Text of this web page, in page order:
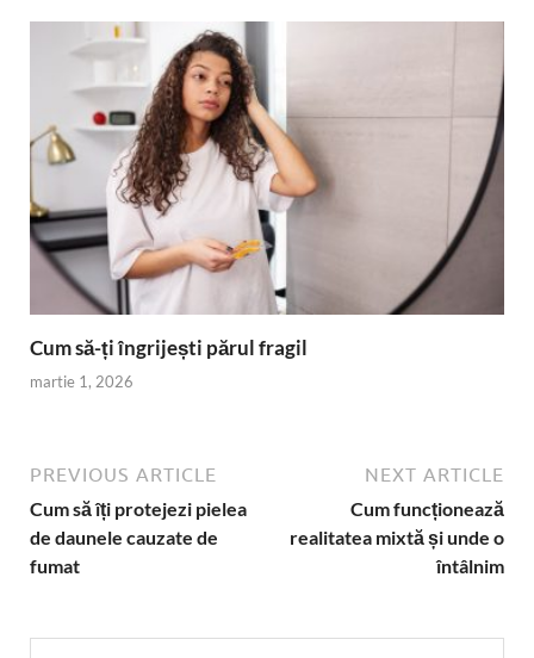
Cum să-ți îngrijești părul fragil
martie 1, 2026
PREVIOUS ARTICLE
Cum să îți protejezi pielea
de daunele cauzate de
fumat
NEXT ARTICLE
Cum funcționează
realitatea mixtă și unde o
întâlnim